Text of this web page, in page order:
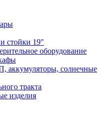
стойки 19"
оборудование
аккумуляторы, солнечные
тракта
изделия